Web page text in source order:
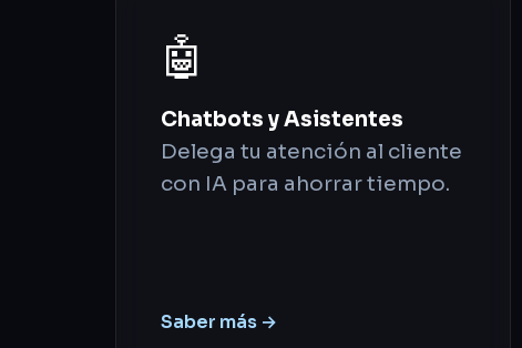
🤖
Chatbots y Asistentes
Delega tu atención al cliente
con IA para ahorrar tiempo.
Saber más →